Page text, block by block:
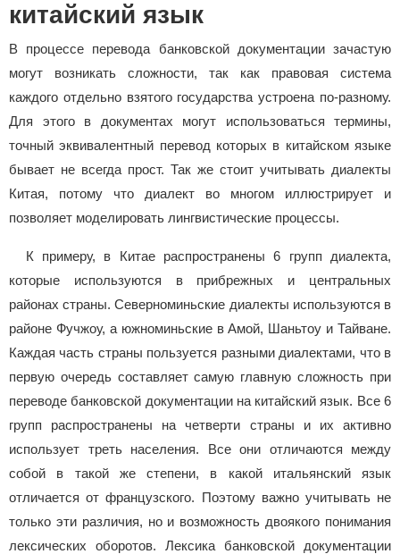
китайский язык
В процессе перевода банковской документации зачастую
могут возникать сложности, так как правовая система
каждого отдельно взятого государства устроена по-разному.
Для этого в документах могут использоваться термины,
точный эквивалентный перевод которых в китайском языке
бывает не всегда прост. Так же стоит учитывать диалекты
Китая, потому что диалект во многом иллюстрирует и
позволяет моделировать лингвистические процессы.
К примеру, в Китае распространены 6 групп диалекта,
которые используются в прибрежных и центральных
районах страны. Северноминьские диалекты используются в
районе Фучжоу, а южноминьские в Амой, Шаньтоу и Тайване.
Каждая часть страны пользуется разными диалектами, что в
первую очередь составляет самую главную сложность при
переводе банковской документации на китайский язык. Все 6
групп распространены на четверти страны и их активно
использует треть населения. Все они отличаются между
собой в такой же степени, в какой итальянский язык
отличается от французского. Поэтому важно учитывать не
только эти различия, но и возможность двоякого понимания
лексических оборотов. Лексика банковской документации